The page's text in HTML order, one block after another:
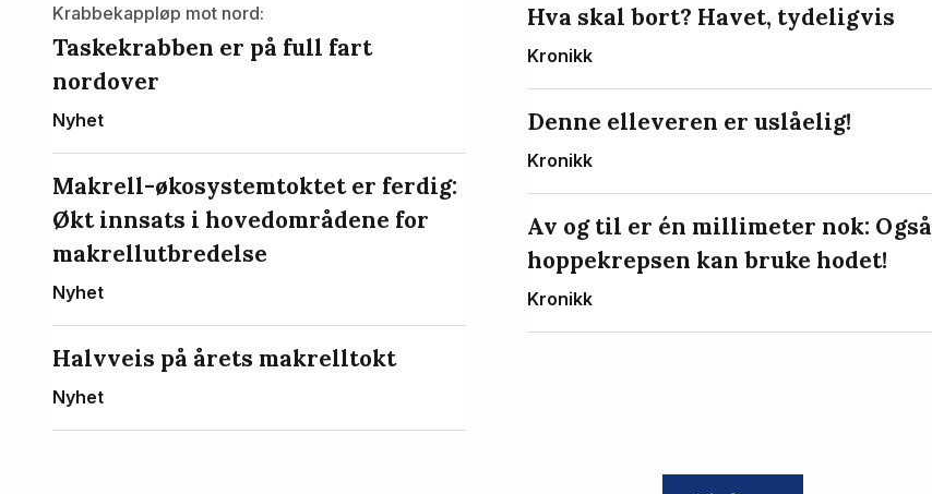
Krabbekappløp mot nord:
Taskekrabben er på full fart
nordover
Nyhet
Makrell-økosystemtoktet er ferdig:
Økt innsats i hovedområdene for
makrellutbredelse
Nyhet
Halvveis på årets makrelltokt
Nyhet
Hva skal bort? Havet, tydeligvis
Kronikk
Denne elleveren er uslåelig!
Kronikk
Av og til er én millimeter nok: Også
hoppekrepsen kan bruke hodet!
Kronikk